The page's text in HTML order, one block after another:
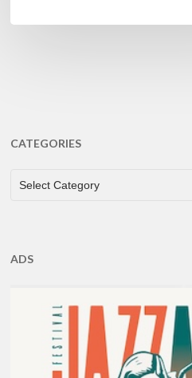
CATEGORIES
CATEGORIES
Select Category
ADS